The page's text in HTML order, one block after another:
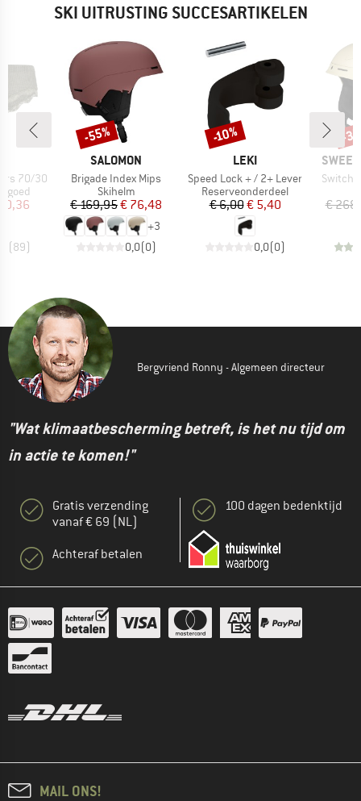
SKI UITRUSTING SUCCESARTIKELEN
70/30
prijs
(89)
MERK
SALOMON
Artikel
Brigade Index Mips
Productgroep
Skihelm
Prijs
€ 169,95Verlaagde prijs
€ 76,48
+3
0,0(0)
Korting
-55%
MERK
LEKI
Artikel
Speed Lock + / 2+ Lever
Productgroep
Reserveonderdeel
Prijs
€ 6,00Verlaagde prijs
€ 5,40
0,0(0)
Korting
-10%
MERK
Artikel
€
-
Bergvriend Ronny - Algemeen directeur
"Wat klimaatbescherming betreft, is het nu tijd om
in actie te komen!"
Gratis verzending
vanaf € 69 (NL)
Achteraf betalen
100 dagen bedenktijd
MAIL ONS!